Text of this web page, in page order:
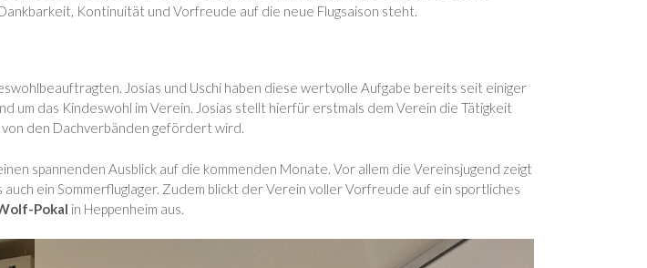
Kontinuität und Vorfreude auf die neue Flugsaison steht.
Josias und Uschi haben diese wertvolle Aufgabe bereits seit einiger
das Kindeswohl im Verein. Josias stellt hierfür erstmals dem Verein die Tätigkeit
den Dachverbänden gefördert wird.
spannenden Ausblick auf die kommenden Monate. Vor allem die Vereinsjugend zeigt
ein Sommerfluglager. Zudem blickt der Verein voller Vorfreude auf ein sportliches
Pokal in Heppenheim aus.